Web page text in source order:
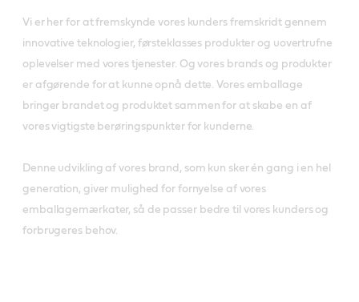
Vi er her for at fremskynde vores kunders fremskridt gennem
innovative teknologier, førsteklasses produkter og uovertrufne
oplevelser med vores tjenester. Og vores brands og produkter
er afgørende for at kunne opnå dette. Vores emballage
bringer brandet og produktet sammen for at skabe en af
vores vigtigste berøringspunkter for kunderne.
Denne udvikling af vores brand, som kun sker én gang i en hel
generation, giver mulighed for fornyelse af vores
emballagemærkater, så de passer bedre til vores kunders og
forbrugeres behov.